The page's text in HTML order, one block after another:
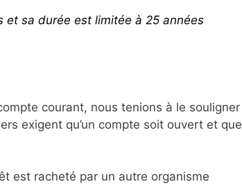
sa durée est limitée à 25 années
courant, nous tenions à le souligner
exigent qu’un compte soit ouvert et que
est racheté par un autre organisme